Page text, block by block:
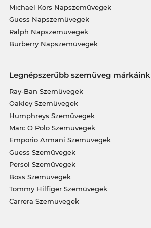
Michael Kors Napszemüvegek
Guess Napszemüvegek
Ralph Napszemüvegek
Burberry Napszemüvegek
Legnépszerűbb szemüveg márkáink
Ray-Ban Szemüvegek
Oakley Szemüvegek
Humphreys Szemüvegek
Marc O Polo Szemüvegek
Emporio Armani Szemüvegek
Guess Szemüvegek
Persol Szemüvegek
Boss Szemüvegek
Tommy Hilfiger Szemüvegek
Carrera Szemüvegek